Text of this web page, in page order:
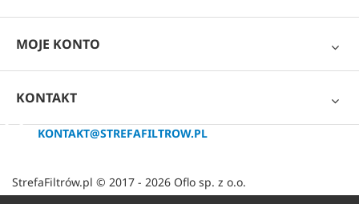
MOJE KONTO
KONTAKT
KONTAKT@STREFAFILTROW.PL
StrefaFiltrów.pl © 2017 - 2026 Oflo sp. z o.o.